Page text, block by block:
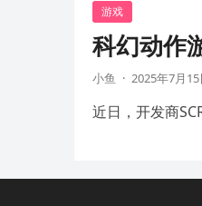
游戏
科幻动作
小鱼 · 2025年7月15
近日，开发商